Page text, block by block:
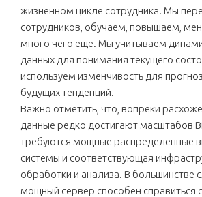
жизненном цикле сотрудника. Мы
сотрудников, обучаем, повышаем,
много чего еще. Мы учитываем
данных для понимания текущего
используем изменчивость для
будущих тенденций.
Важно отметить, что, вопреки
данные редко достигают масштабов
требуются мощные распределенные
системы и соответствующая
обработки и анализа. В большинстве
мощный сервер способен справиться